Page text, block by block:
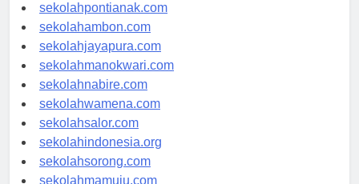
sekolahbanjarbaru.com
sekolahpontianak.com
sekolahambon.com
sekolahjayapura.com
sekolahmanokwari.com
sekolahnabire.com
sekolahwamena.com
sekolahsalor.com
sekolahindonesia.org
sekolahsorong.com